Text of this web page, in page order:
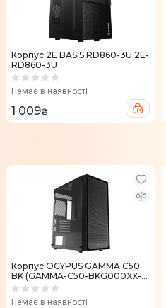
Корпус 2E BASIS RD860-3U 2E-
RD860-3U
Немає в наявності
1 009₴
Корпус OCYPUS GAMMA C50
BK (GAMMA-C50-BKG000XX-
GL)
Немає в наявності